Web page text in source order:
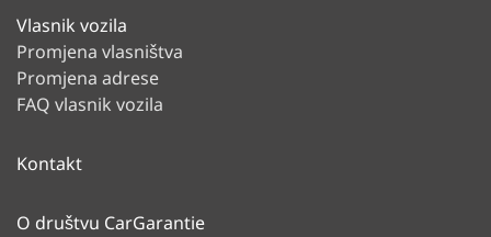
Vlasnik vozila
Promjena vlasništva
Promjena adrese
FAQ vlasnik vozila
Kontakt
O društvu CarGarantie